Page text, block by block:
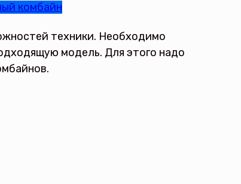
комбайн
техники. Необходимо
модель. Для этого надо